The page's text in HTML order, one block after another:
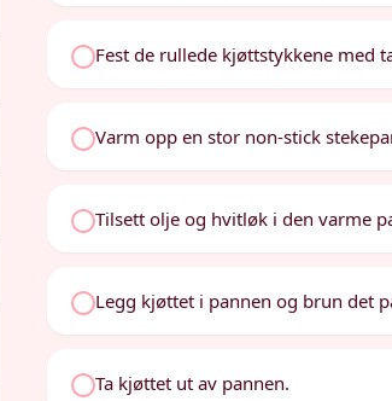
Fest de rullede kjøttstykkene med
Varm opp en stor non-stick
Tilsett olje og hvitløk i den varme
Legg kjøttet i pannen og brun det
Ta kjøttet ut av pannen.